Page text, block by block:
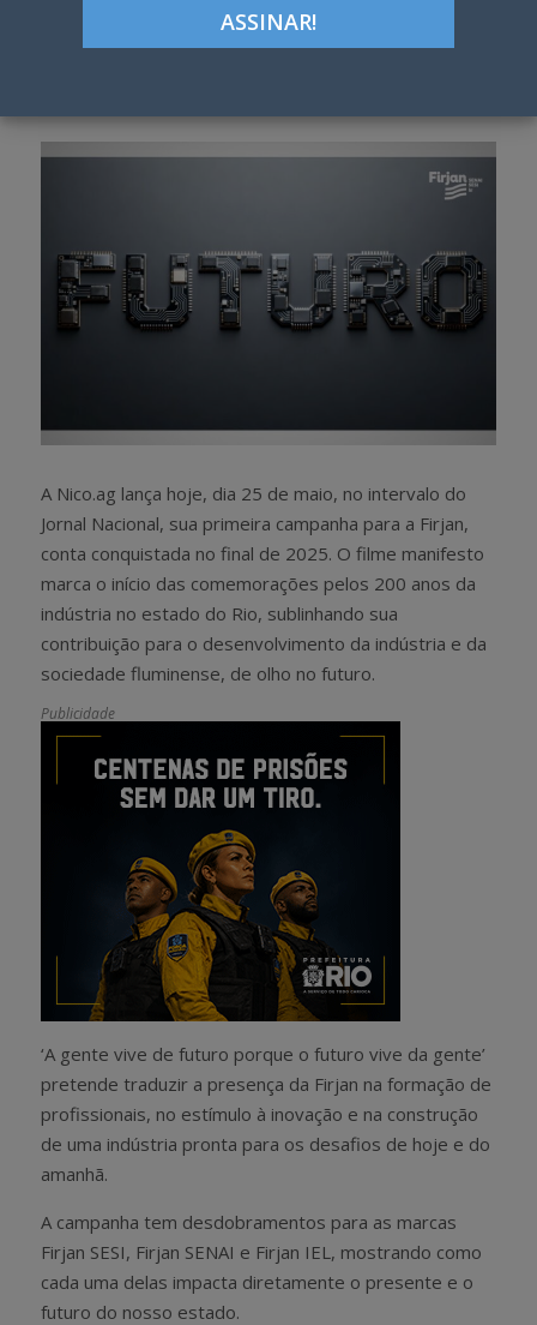
a
r
e
A Nico.ag lança hoje, dia 25 de maio, no intervalo do
Jornal Nacional, sua primeira campanha para a Firjan,
conta conquistada no final de 2025. O filme manifesto
marca o início das comemorações pelos 200 anos da
indústria no estado do Rio, sublinhando sua
contribuição para o desenvolvimento da indústria e da
sociedade fluminense, de olho no futuro.
Publicidade
‘A gente vive de futuro porque o futuro vive da gente’
pretende traduzir a presença da Firjan na formação de
profissionais, no estímulo à inovação e na construção
de uma indústria pronta para os desafios de hoje e do
amanhã.
A campanha tem desdobramentos para as marcas
Firjan SESI, Firjan SENAI e Firjan IEL, mostrando como
cada uma delas impacta diretamente o presente e o
futuro do nosso estado.